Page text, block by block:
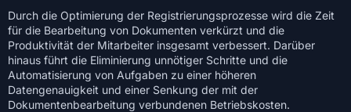
Durch die Optimierung der Registrierungsprozesse wird die Zeit
für die Bearbeitung von Dokumenten verkürzt und die
Produktivität der Mitarbeiter insgesamt verbessert. Darüber
hinaus führt die Eliminierung unnötiger Schritte und die
Automatisierung von Aufgaben zu einer höheren
Datengenauigkeit und einer Senkung der mit der
Dokumentenbearbeitung verbundenen Betriebskosten.